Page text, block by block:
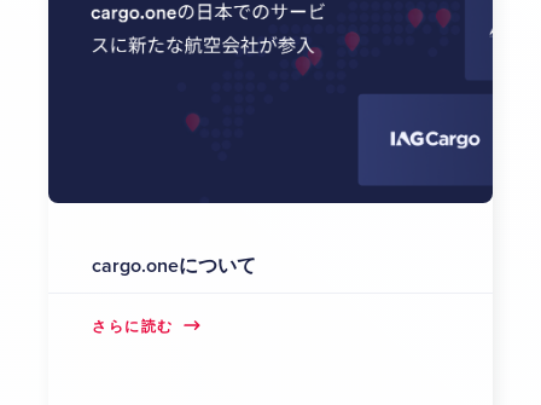
cargo.oneについて
さらに読む